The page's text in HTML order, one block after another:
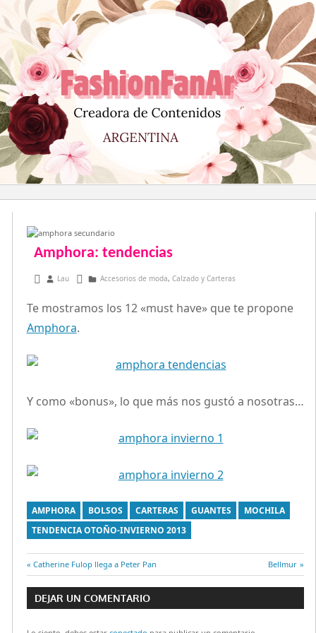
al
contenido
Amphora: tendencias
abril 2, 2013
Lau Accesorios de moda, Calzado y Carteras
Te mostramos los 12 «must have» que te propone
Amphora.
Y como «bonus», lo que más nos gustó a nosotras…
AMPHORA BOLSOS CARTERAS GUANTES
MOCHILA
TENDENCIA OTOÑO-INVIERNO 2013
Navegación
de
Entrada
anterior:
Catherine Fulop llega a Peter Pan
Entrada
siguiente:
Bellmur
DEJAR UN COMENTARIO